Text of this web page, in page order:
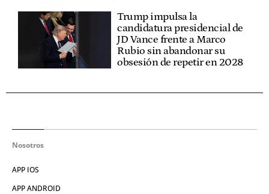
Trump impulsa la
candidatura presidencial de
JD Vance frente a Marco
Rubio sin abandonar su
obsesión de repetir en 2028
Nosotros
APP IOS
APP ANDROID